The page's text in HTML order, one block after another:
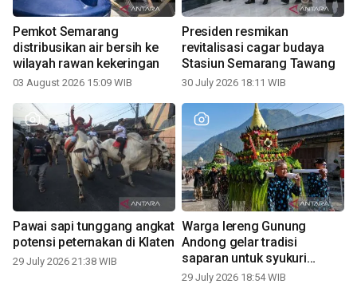
Pemkot Semarang
distribusikan air bersih ke
wilayah rawan kekeringan
03 August 2026 15:09 WIB
Presiden resmikan
revitalisasi cagar budaya
Stasiun Semarang Tawang
30 July 2026 18:11 WIB
Pawai sapi tunggang angkat
potensi peternakan di Klaten
29 July 2026 21:38 WIB
Warga lereng Gunung
Andong gelar tradisi
saparan untuk syukuri
panen
29 July 2026 18:54 WIB